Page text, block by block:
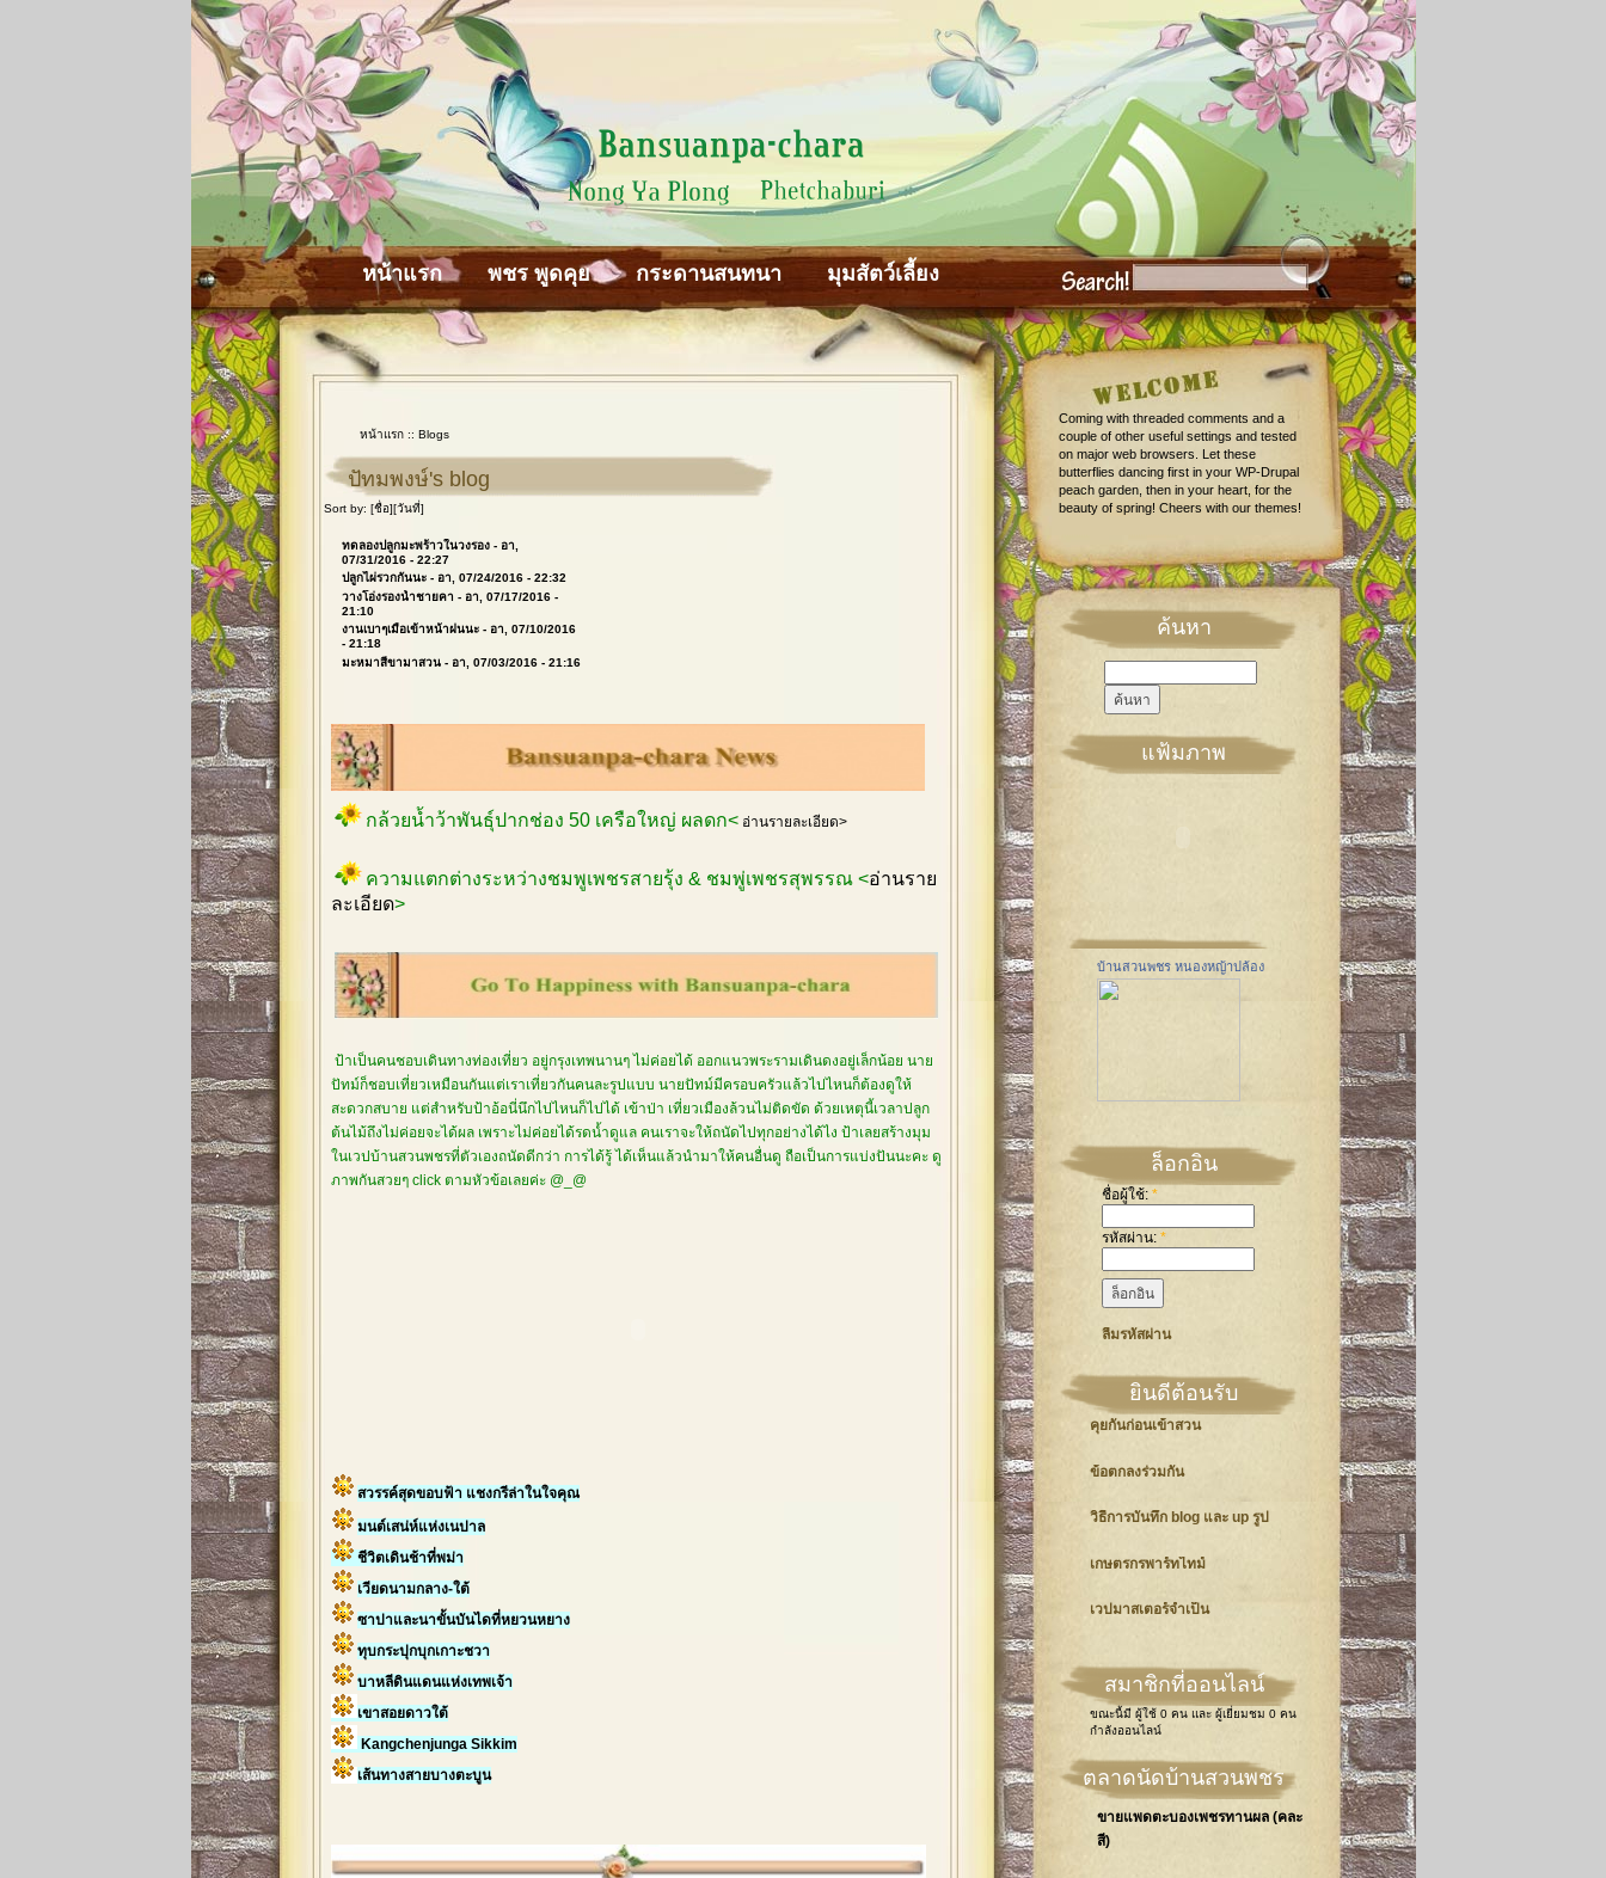
หน้าแรก พชร พูดคุย กระดานสนทนา มุมสัตว์เลี้ยง
หน้าแรก :: Blogs
ปัทมพงษ์'s blog
Sort by: [ชื่อ][วันที่]
ทดลองปลูกมะพร้าวในวงรอง - อา,
07/31/2016 - 22:27
ปลูกไผ่รวกกันนะ - อา, 07/24/2016 - 22:32
วางโอ่งรองน้ำชายคา - อา, 07/17/2016 -
21:10
งานเบาๆเมื่อเข้าหน้าฝนนะ - อา, 07/10/2016
- 21:18
มะหมาสี่ขามาสวน - อา, 07/03/2016 - 21:16
กล้วยน้ำว้าพันธุ์ปากช่อง 50 เครือใหญ่ ผลดก< อ่านรายละเอียด>
ความแตกต่างระหว่างชมพูเพชรสายรุ้ง & ชมพู่เพชรสุพรรณ <อ่านราย
ละเอียด>
ป้าเป็นคนชอบเดินทางท่องเที่ยว อยู่กรุงเทพนานๆ ไม่ค่อยได้ ออกแนวพระรามเดินดงอยู่เล็กน้อย นาย
ปัทม์ก็ชอบเที่ยวเหมือนกันแต่เราเที่ยวกันคนละรูปแบบ นายปัทม์มีครอบครัวแล้วไปไหนก็ต้องดูให้
สะดวกสบาย แต่สำหรับป้าอ้อนี่นึกไปไหนก็ไปได้ เข้าป่า เที่ยวเมืองล้วนไม่ติดขัด ด้วยเหตุนี้เวลาปลูก
ต้นไม้ถึงไม่ค่อยจะได้ผล เพราะไม่ค่อยได้รดน้ำดูแล คนเราจะให้ถนัดไปทุกอย่างได้ไง ป้าเลยสร้างมุม
ในเวปบ้านสวนพชรที่ตัวเองถนัดดีกว่า การได้รู้ ได้เห็นแล้วนำมาให้คนอื่นดู ถือเป็นการแบ่งปันนะคะ ดู
ภาพกันสวยๆ click ตามหัวข้อเลยค่ะ @_@
สวรรค์สุดขอบฟ้า แชงกรีล่าในใจคุณ
มนต์เสน่ห์แห่งเนปาล
ชีวิตเดินช้าที่พม่า
เวียดนามกลาง-ใต้
ซาปาและนาขั้นบันไดที่หยวนหยาง
ทุบกระปุกบุกเกาะชวา
บาหลีดินแดนแห่งเทพเจ้า
เขาสอยดาวใต้
Kangchenjunga Sikkim
เส้นทางสายบางตะบูน
Coming with threaded comments and a
couple of other useful settings and tested
on major web browsers. Let these
butterflies dancing first in your WP-Drupal
peach garden, then in your heart, for the
beauty of spring! Cheers with our themes!
ค้นหา
แฟ้มภาพ
บ้านสวนพชร หนองหญ้าปล้อง
ล็อกอิน
ชื่อผู้ใช้: *
รหัสผ่าน: *
ลืมรหัสผ่าน
ยินดีต้อนรับ
คุยกันก่อนเข้าสวน
ข้อตกลงร่วมกัน
วิธีการบันทึก blog และ up รูป
เกษตรกรพาร์ทไทม์
เวปมาสเตอร์จำเป็น
สมาชิกที่ออนไลน์
ขณะนี้มี ผู้ใช้ 0 คน และ ผู้เยี่ยมชม 0 คน
กำลังออนไลน์
ตลาดนัดบ้านสวนพชร
ขายแพดตะบองเพชรทานผล (คละ
สี)